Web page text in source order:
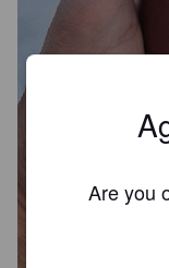
Are you